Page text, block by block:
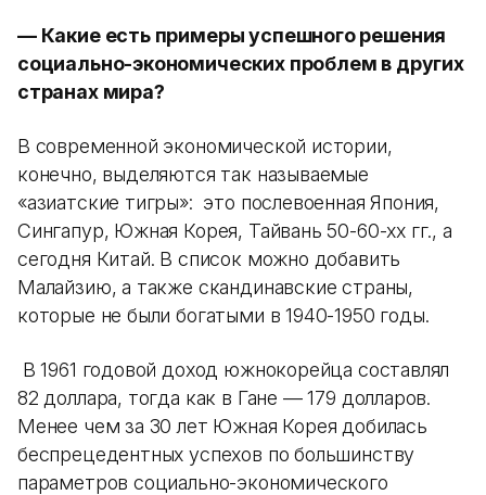
— Какие есть примеры успешного решения
социально-экономических проблем в других
странах мира?
В современной экономической истории,
конечно, выделяются так называемые
«азиатские тигры»: это послевоенная Япония,
Сингапур, Южная Корея, Тайвань 50-60-хх гг., а
сегодня Китай. В список можно добавить
Малайзию, а также скандинавские страны,
которые не были богатыми в 1940-1950 годы.
В 1961 годовой доход южнокорейца составлял
82 доллара, тогда как в Гане — 179 долларов.
Менее чем за 30 лет Южная Корея добилась
беспрецедентных успехов по большинству
параметров социально-экономического